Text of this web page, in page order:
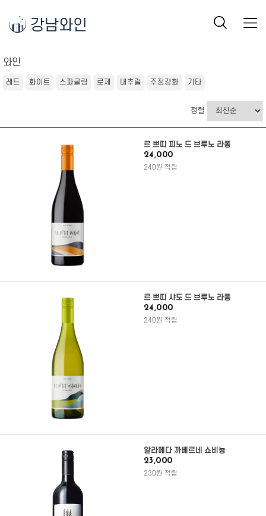
강남와인
와인
레드 화이트 스파클링 로제 내추럴 주정강화 기타
정렬
르 쁘띠 피노 드 브루노 라퐁
24,000
240원 적립
르 쁘띠 샤도 드 브루노 라퐁
24,000
240원 적립
알라메다 까베르네 쇼비뇽
23,000
230원 적립